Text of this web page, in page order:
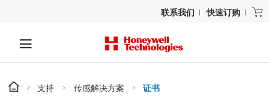
联系我们 快速订购
支持 传感解决方案 证书